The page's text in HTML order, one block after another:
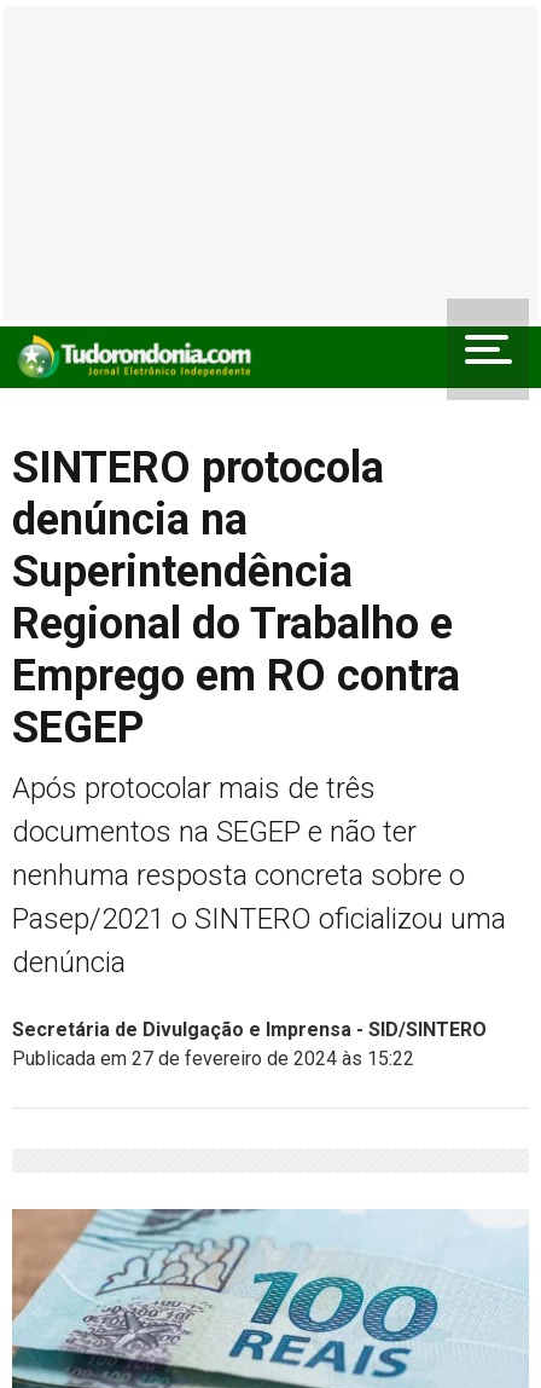
SINTERO protocola
denúncia na
Superintendência
Regional do Trabalho e
Emprego em RO contra
SEGEP
Após protocolar mais de três
documentos na SEGEP e não ter
nenhuma resposta concreta sobre o
Pasep/2021 o SINTERO oficializou uma
denúncia
Secretária de Divulgação e Imprensa - SID/SINTERO
Publicada em 27 de fevereiro de 2024 às 15:22